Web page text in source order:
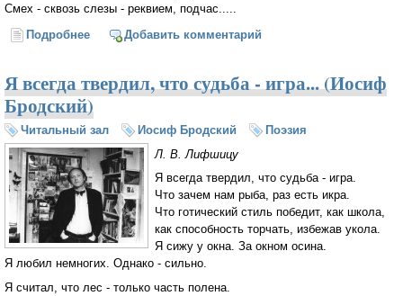
Cмех - сквозь слезы - реквием, подчас.....
Подробнее о Музыку поглотят камни (Иосиф Бродский)
Добавить комментарий
Я всегда твердил, что судьба - игра... (Иосиф
Бродский)
Читальный зал Иосиф Бродский
Поэзия
Л. В. Лифшицу
Я всегда твердил, что судьба - игра.
Что зачем нам рыба, раз есть икра.
Что готический стиль победит, как школа,
как способность торчать, избежав укола.
Я сижу у окна. За окном осина.
Я любил немногих. Однако - сильно.
Я считал, что лес - только часть полена.